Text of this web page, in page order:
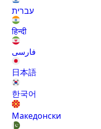
עברית
हिन्दी
فارسی
日本語
한국어
Македонски